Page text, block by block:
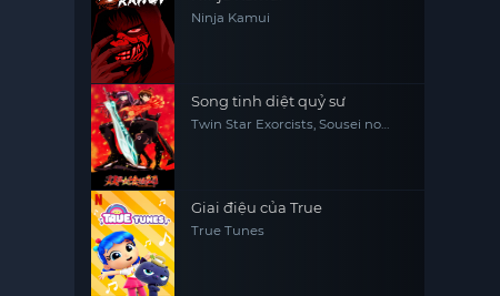
Ninja Kamui
Song tinh diệt quỷ sư
Twin Star Exorcists, Sousei no
Giai điệu của True
True Tunes